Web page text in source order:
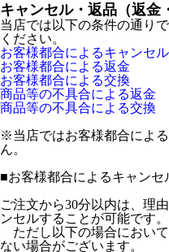
キャンセル・返品（返金
当店では以下の条件の通り
ください。
お客様都合によるキャンセル
お客様都合による返金
お客様都合による交換
商品等の不具合による返金
商品等の不具合による交換
※当店ではお客様都合によ
ん。
■お客様都合によるキャンセ
ご注文から30分以内は、理
ンセルすることが可能です。
ただし以下の場合におい
ない場合がございます。